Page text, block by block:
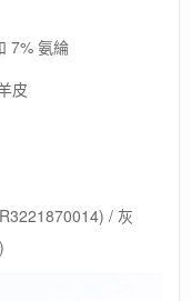
7% 氨綸
皮
/ 灰